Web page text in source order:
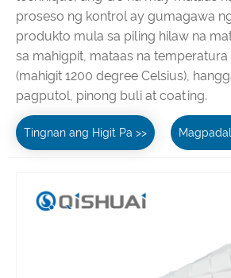
proseso ng kontrol ay gumagawa
produkto mula sa piling hilaw na
sa mahigpit, mataas na
(mahigit 1200 degree Celsius),
pagputol, pinong buli at coating.
Tingnan ang Higit Pa >>